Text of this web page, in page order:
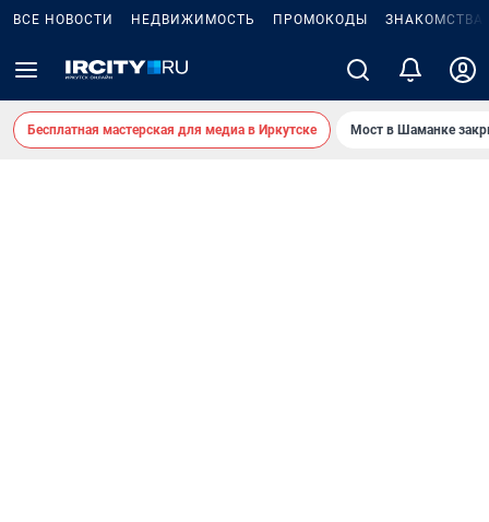
ВСЕ НОВОСТИ НЕДВИЖИМОСТЬ ПРОМОКОДЫ ЗНАКОМСТВА
Бесплатная мастерская для медиа в Иркутске Мост в Шаманке